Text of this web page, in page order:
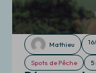
Mathieu
Spots de Pêche